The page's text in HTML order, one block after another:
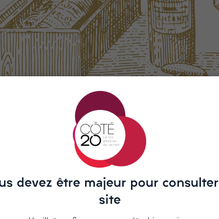
for doesn't exitst or an other
devez être majeur pour
site